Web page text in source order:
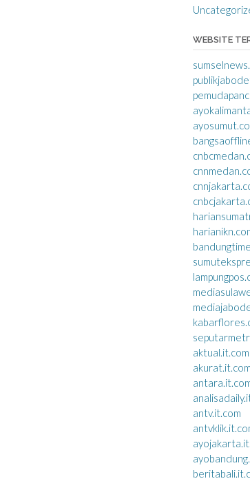
WEBSITE
aktual.it.com
akurat.it.com
antv.it.com